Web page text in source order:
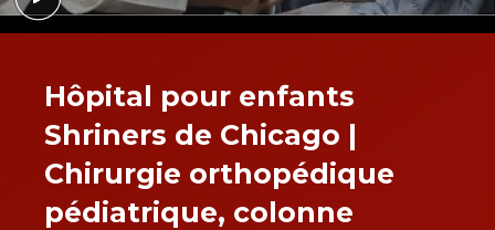
Hôpital pour enfants
Shriners de Chicago |
Chirurgie orthopédique
pédiatrique, colonne